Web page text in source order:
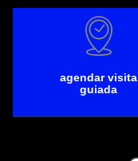
agendar visita
guiada